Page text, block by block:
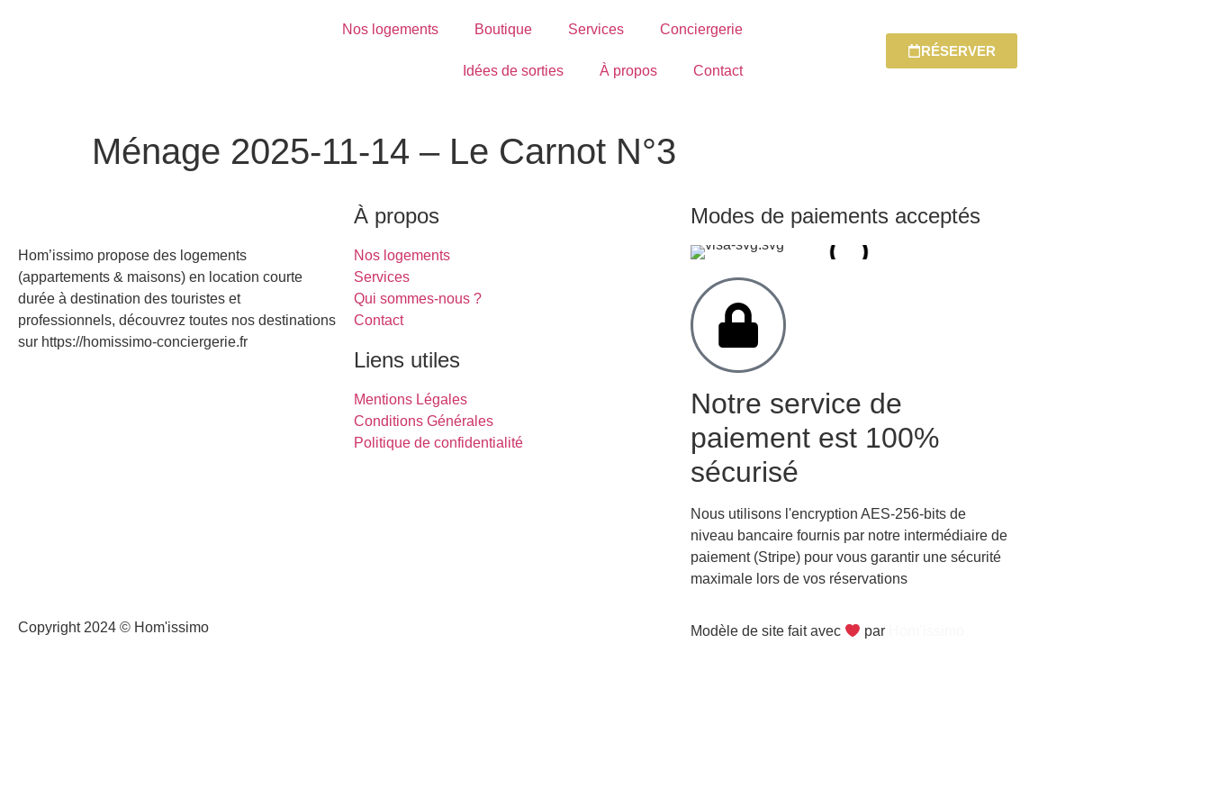
Nos logements Boutique Services Conciergerie
Idées de sorties À propos Contact
RÉSERVER
Ménage 2025-11-14 – Le Carnot N°3
Hom’issimo propose des logements
(appartements & maisons) en location courte
durée à destination des touristes et
professionnels, découvrez toutes nos destinations
sur https://homissimo-conciergerie.fr
À propos
Nos logements
Services
Qui sommes-nous ?
Contact
Liens utiles
Mentions Légales
Conditions Générales
Politique de confidentialité
Modes de paiements acceptés
Notre service de
paiement est 100%
sécurisé
Nous utilisons l'encryption AES-256-bits de
niveau bancaire fournis par notre intermédiaire de
paiement (Stripe) pour vous garantir une sécurité
maximale lors de vos réservations
Copyright 2024 © Hom'issimo Modèle de site fait avec par